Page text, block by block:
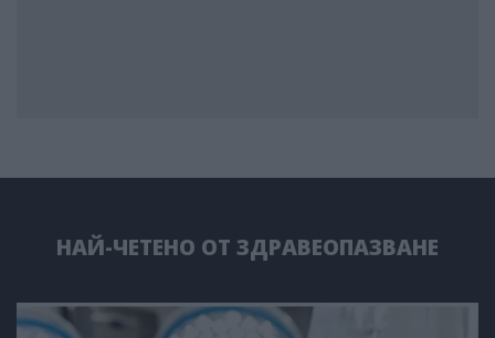
НАЙ-ЧЕТЕНО ОТ ЗДРАВЕОПАЗВАНЕ